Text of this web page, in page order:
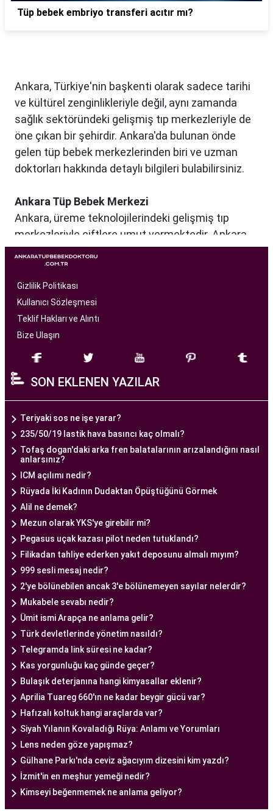
Tüp bebek embriyo transferi acıtır mı?
Ankara, Türkiye'nin başkenti olarak sadece tarihi
ve kültürel zenginlikleriyle değil, aynı zamanda
sağlık sektöründeki gelişmiş tıp merkezleriyle de
öne çıkan bir şehirdir. Ankara'da bulunan önde
gelen tüp bebek merkezlerinden biri ve uzman
doktorları hakkında detaylı bilgileri bulabilirsiniz.
Ankara Tüp Bebek Merkezi
Ankara, üreme teknolojilerindeki gelişmiş tıp
merkezleriyle çiftlere umut vermektedir. Ankara
Tüp Bebek Merkezi, kısırlık sorunu yaşayan
çiftlere profesyonel ve bireysel bir yaklaşımla
hizmet sunan bir sağlık kuruluşudur. Modern
tıbbın son teknolojilerini kullanarak, çiftlere
başarılı tüp bebek tedavileri sunmayı amaçlar.
bir ekip tarafından yönetilmektedir. Burada görev
alan tıp profesyonelleri, çiftlere kişiselleştirilmiş
tedavi planları sunarak, her çiftin özel durumunu
dikkate alır. Ayrıca, merkezde kullanılan teknoloji
ve ekipmanlar, tedavi sürecini daha etkili ve
güvenli hale getirir.
Ankara Tüp Bebek Merkezi, hasta odaklı hizmet
anlayışı ve etik prensipler çerçevesinde, çiftlere
sağlıklı bir gebelik yaşama şansı tanıyan kapsamlı
bir tüp bebek hizmeti sunar.
Ankara Tüp Bebek Doktoru
Tüp bebek tedavisi, uzman bir ekibin liderliğinde
ve deneyimli bir doktorun rehberliğinde
yürütülmesi gereken bir süreçtir. Ankara Tüp
Bebek Merkezi'nde görev alan uzman tüp bebek
doktoru, çiftlere kapsamlı bir yaklaşımla tedavi
sunar.
Ankara Tüp Bebek Doktoru, tüp bebek tedavisi
sürecinde çiftlere rehberlik eder ve tedavinin her
aşamasında destek sağlar. Çiftin tıbbi geçmişini
değerlendirir, bireysel durumlarını analiz eder ve
en uygun tedavi planını oluşturur. Tedavi
sürecinde çiftlere duygusal destek sağlamak da
doktorun önemli görevlerinden biridir.
Uzman tüp bebek doktoru, Ankara Tüp Bebek
Merkezi'nde kullanılan en son teknolojiyi ve
Gizlilik Politikası
Kullanıcı Sözleşmesi
Teklif Hakları ve Alıntı
Bize Ulaşın
SON EKLENEN YAZILAR
Teriyaki sos ne işe yarar?
235/50/19 lastik hava basıncı kaç olmalı?
Tofaş dogan'daki arka fren balatalarının arızalandığını nasıl
anlarsınız?
ICM açılımı nedir?
Rüyada İki Kadının Dudaktan Öpüştüğünü Görmek
Alil ne demek?
Mezun olarak YKS'ye girebilir mi?
Pegasus uçak kazası pilot neden tutuklandı?
Filikadan tahliye ederken yakıt deposunu almalı mıyım?
999 sesli mesaj nedir?
2'ye bölünebilen ancak 3'e bölünemeyen sayılar nelerdir?
Mukabele sevabı nedir?
Ümit ismi Arapça ne anlama gelir?
Türk devletlerinde yönetim nasıldı?
Telegramda link süresi ne kadar?
Kas yorgunluğu kaç günde geçer?
Bulaşık deterjanına hangi kimyasallar eklenir?
Aprilia Tuareg 660'ın ne kadar beygir gücü var?
Hafızalı koltuk hangi araçlarda var?
Siyah Yılanın Kovaladığı Rüya: Anlamı ve Yorumları
Lens neden göze yapışmaz?
Gülhane Parkı'nda ceviz ağacıyım dizesini kim yazdı?
İzmit'in en meşhur yemeği nedir?
Kimseyi beğenmemek ne anlama geliyor?